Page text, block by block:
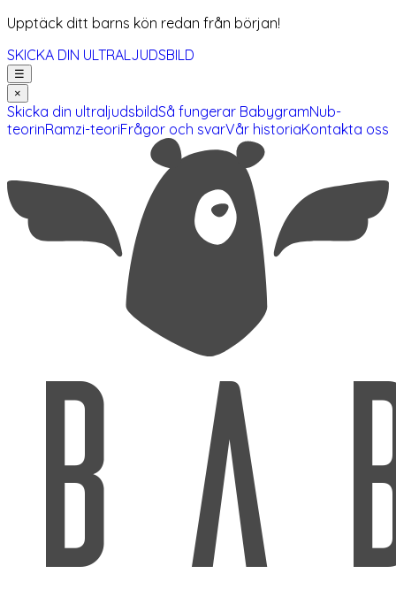
Upptäck ditt barns kön redan från början!
SKICKA DIN ULTRALJUDSBILD
☰
×
Skicka din ultraljudsbildSå fungerar BabygramNub-
teorinRamzi-teoriFrågor och svarVår historiaKontakta oss